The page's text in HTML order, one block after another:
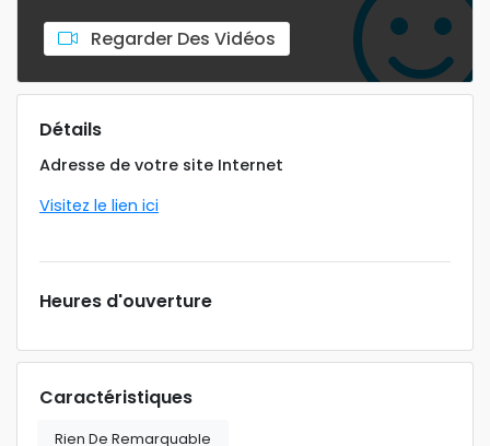
Regarder Des Vidéos
Détails
Adresse de votre site Internet
Visitez le lien ici
Heures d'ouverture
Caractéristiques
Rien De Remarquable